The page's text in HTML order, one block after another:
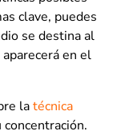
clave, puedes
se destina al
en el
latécnica